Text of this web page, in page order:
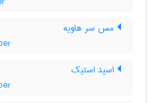
مس سر هاویه
اسید استیک